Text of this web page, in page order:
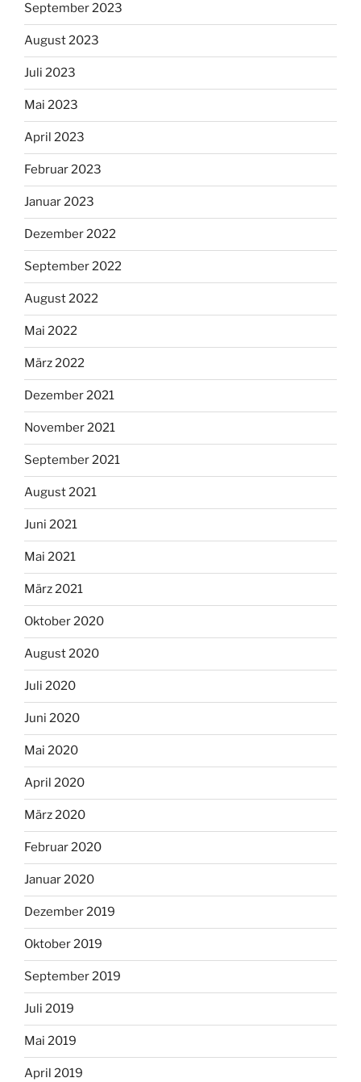
September 2023
August 2023
Juli 2023
Mai 2023
April 2023
Februar 2023
Januar 2023
Dezember 2022
September 2022
August 2022
Mai 2022
März 2022
Dezember 2021
November 2021
September 2021
August 2021
Juni 2021
Mai 2021
März 2021
Oktober 2020
August 2020
Juli 2020
Juni 2020
Mai 2020
April 2020
März 2020
Februar 2020
Januar 2020
Dezember 2019
Oktober 2019
September 2019
Juli 2019
Mai 2019
April 2019